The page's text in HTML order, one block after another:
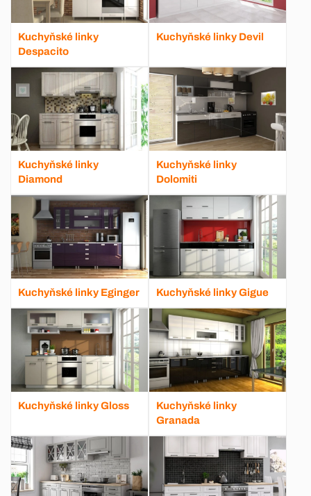
Kuchyňské linky
Despacito
Kuchyňské linky Devil
Kuchyňské linky
Diamond
Kuchyňské linky
Dolomiti
Kuchyňské linky Eginger Kuchyňské linky Gigue
Kuchyňské linky Gloss
Kuchyňské linky
Granada